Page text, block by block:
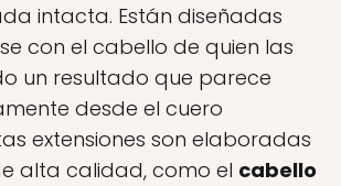
intacta. Están diseñadas
con el cabello de quien las
un resultado que parece
desde el cuero
extensiones son elaboradas
alta calidad, como el cabello